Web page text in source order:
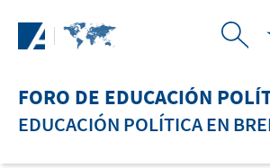
FORO DE EDUCACIÓN
EDUCACIÓN POLÍTICA EN